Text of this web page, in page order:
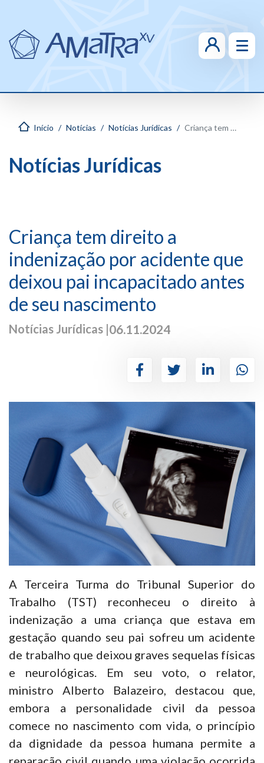
Notícias Jurídicas
Início Notícias Notícias Jurídicas Criança tem direito a indenização por acidente que deixou pai incapacitado antes de seu nascimento
Criança tem direito a
indenização por acidente que
deixou pai incapacitado antes
de seu nascimento
Notícias Jurídicas |06.11.2024
A Terceira Turma do Tribunal Superior do
Trabalho (TST) reconheceu o direito à
indenização a uma criança que estava em
gestação quando seu pai sofreu um acidente
de trabalho que deixou graves sequelas físicas
e neurológicas. Em seu voto, o relator,
ministro Alberto Balazeiro, destacou que,
embora a personalidade civil da pessoa
comece no nascimento com vida, o princípio
da dignidade da pessoa humana permite a